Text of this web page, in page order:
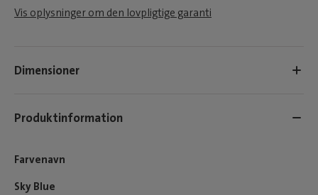
Vis oplysninger om den lovpligtige garanti
Dimensioner
Produktinformation
Farvenavn
Sky Blue